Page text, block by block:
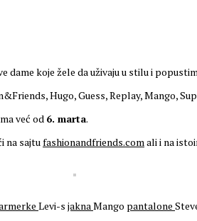
dame koje žele da uživaju u stilu i
Hugo, Guess, Replay, Mango,
već od 6. marta.
na sajtu fashionandfriends.com ali i na
Levi-s jakna Mango pantalone